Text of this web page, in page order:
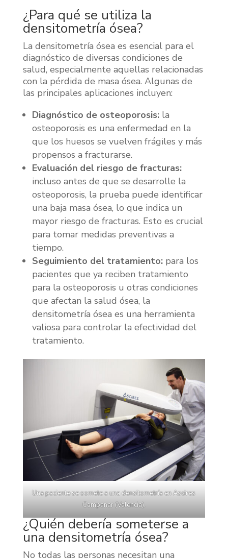
¿Para qué se utiliza la
densitometría ósea?
La densitometría ósea es esencial para el
diagnóstico de diversas condiciones de
salud, especialmente aquellas relacionadas
con la pérdida de masa ósea. Algunas de
las principales aplicaciones incluyen:
Diagnóstico de osteoporosis: la
osteoporosis es una enfermedad en la
que los huesos se vuelven frágiles y más
propensos a fracturarse.
Evaluación del riesgo de fracturas:
incluso antes de que se desarrolle la
osteoporosis, la prueba puede identificar
una baja masa ósea, lo que indica un
mayor riesgo de fracturas. Esto es crucial
para tomar medidas preventivas a
tiempo.
Seguimiento del tratamiento: para los
pacientes que ya reciben tratamiento
para la osteoporosis u otras condiciones
que afectan la salud ósea, la
densitometría ósea es una herramienta
valiosa para controlar la efectividad del
tratamiento.
Una paciente se somete a una densitometría en Ascires
Campanar (Valencia).
¿Quién debería someterse a
una densitometría ósea?
No todas las personas necesitan una